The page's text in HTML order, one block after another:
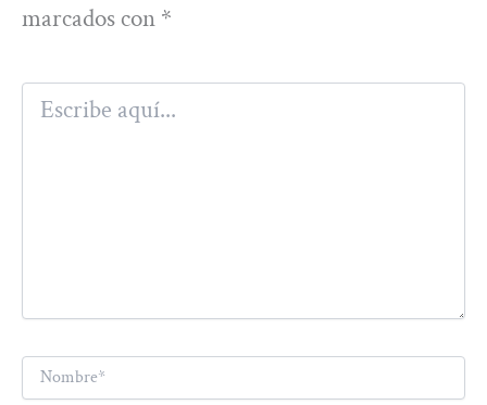
marcados con *
Escribe
aquí...
Nombre*